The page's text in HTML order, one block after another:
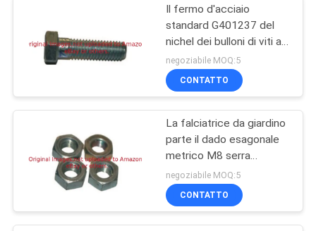
Lame della
falciatrice da
giardino
Il fermo d'acciaio
standard G401237 del
nichel dei bulloni di viti a
testa cilindrica della
sfortuna M6 delle parti
dei falciatori misura
negoziabile MOQ:5
CONTATTO
La falciatrice da giardino
parte il dado esagonale
metrico M8 serra
G306397 le misure
Jacobsen
negoziabile MOQ:5
CONTATTO